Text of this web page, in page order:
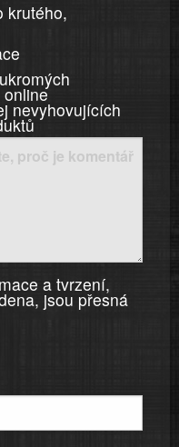
krutého,
nevyhovujících
a tvrzení,
jsou přesná